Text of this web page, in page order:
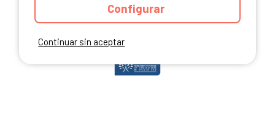
Continuar sin aceptar
Configurar